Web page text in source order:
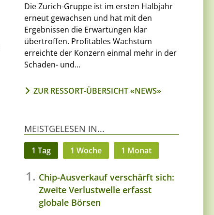
Die Zurich-Gruppe ist im ersten Halbjahr
erneut gewachsen und hat mit den
Ergebnissen die Erwartungen klar
übertroffen. Profitables Wachstum
erreichte der Konzern einmal mehr in der
Schaden- und...
ZUR RESSORT-ÜBERSICHT «NEWS»
MEISTGELESEN IN...
1 Tag 1 Woche 1 Monat
Chip-Ausverkauf verschärft sich:
Zweite Verlustwelle erfasst
globale Börsen